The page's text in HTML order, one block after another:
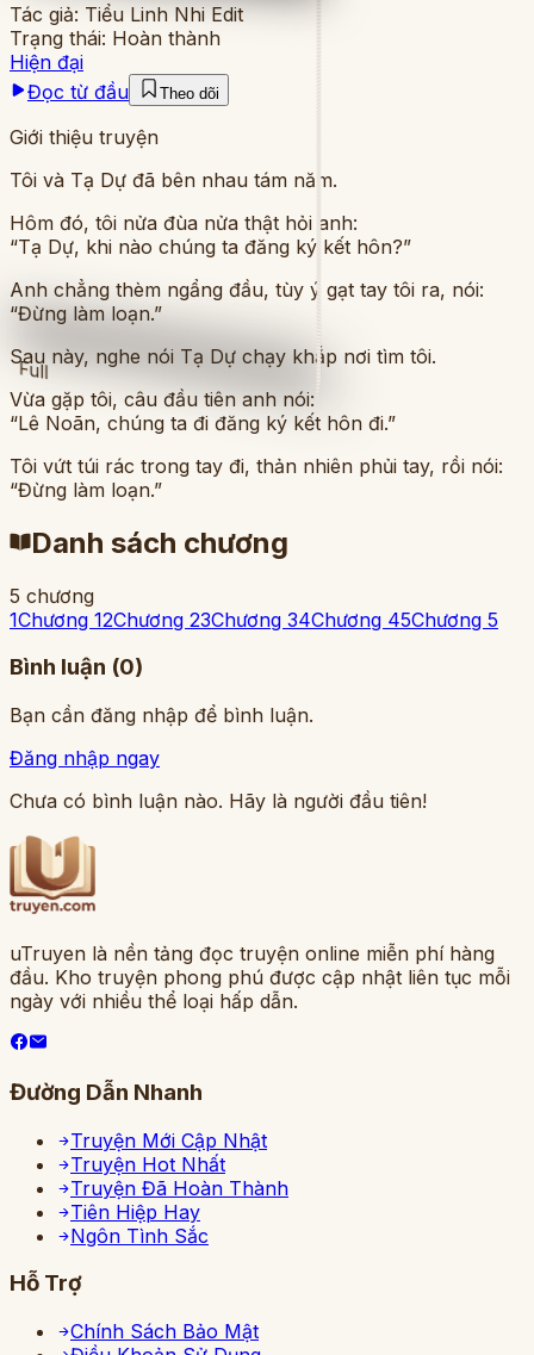
Full
Tác giả: Tiểu Linh Nhi Edit
Trạng thái: Hoàn thành
Hiện đại
Đọc từ đầu
Theo dõi
Giới thiệu truyện
Tôi và Tạ Dự đã bên nhau tám năm.
Hôm đó, tôi nửa đùa nửa thật hỏi anh:
“Tạ Dự, khi nào chúng ta đăng ký kết hôn?”
Anh chẳng thèm ngẩng đầu, tùy ý gạt tay tôi ra, nói:
“Đừng làm loạn.”
Sau này, nghe nói Tạ Dự chạy khắp nơi tìm tôi.
Vừa gặp tôi, câu đầu tiên anh nói:
“Lê Noãn, chúng ta đi đăng ký kết hôn đi.”
Tôi vứt túi rác trong tay đi, thản nhiên phủi tay, rồi nói:
“Đừng làm loạn.”
Danh sách chương
5 chương
1Chương 12Chương 23Chương 34Chương 45Chương 5
Bình luận (0)
Bạn cần đăng nhập để bình luận.
Đăng nhập ngay
Chưa có bình luận nào. Hãy là người đầu tiên!
uTruyen là nền tảng đọc truyện online miễn phí hàng
đầu. Kho truyện phong phú được cập nhật liên tục mỗi
ngày với nhiều thể loại hấp dẫn.
Đường Dẫn Nhanh
Truyện Mới Cập Nhật
Truyện Hot Nhất
Truyện Đã Hoàn Thành
Tiên Hiệp Hay
Ngôn Tình Sắc
Hỗ Trợ
Chính Sách Bảo Mật